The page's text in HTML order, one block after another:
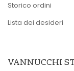
Storico ordini
Lista dei desideri
VANNUCCHI